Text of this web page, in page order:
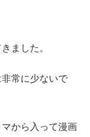
ました。
常に少ないで
から入って漫画